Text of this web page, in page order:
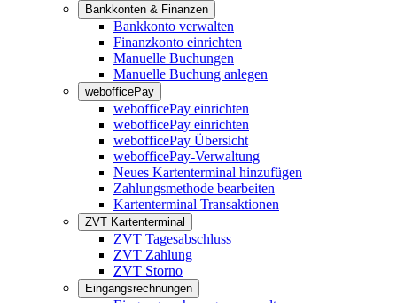
Bankkonten & Finanzen
Bankkonto verwalten
Finanzkonto einrichten
Manuelle Buchungen
Manuelle Buchung anlegen
webofficePay
webofficePay einrichten
webofficePay einrichten
webofficePay Übersicht
webofficePay-Verwaltung
Neues Kartenterminal hinzufügen
Zahlungsmethode bearbeiten
Kartenterminal Transaktionen
ZVT Kartenterminal
ZVT Tagesabschluss
ZVT Zahlung
ZVT Storno
Eingangsrechnungen